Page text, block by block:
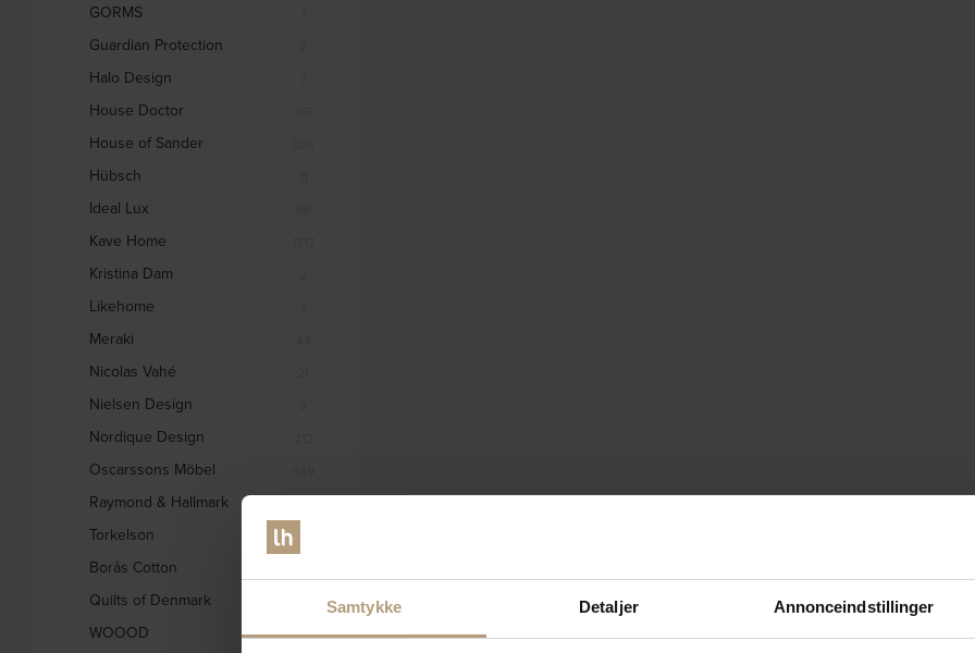
Samtykke Detaljer Annonceindstillinger
GORMS
Guardian Protection
Halo Design
House Doctor
House of Sander
Hübsch
Ideal Lux
Kave Home
Kristina Dam
Likehome
Meraki
Nicolas Vahé
Nielsen Design
Nordique Design
Oscarssons Möbel
Raymond & Hallmark
Torkelson
Borås Cotton
Quilts of Denmark
WOOOD 2229